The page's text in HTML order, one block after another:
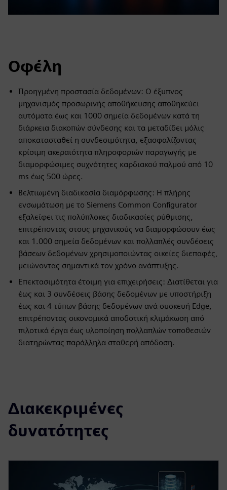
Οφέλη
Προηγμένη προστασία δεδομένων: Ο έξυπνος
μηχανισμός προσωρινής αποθήκευσης αποθηκεύει
αυτόματα έως και 1000 σημεία δεδομένων κατά τη
διάρκεια διακοπών σύνδεσης και τα μεταδίδει μόλις
αποκατασταθεί η συνδεσιμότητα, εξασφαλίζοντας
κρίσιμη ακεραιότητα πληροφοριών παραγωγής με
διαμορφώσιμες συχνότητες καρδιακού παλμού από 10
ms έως 500 ώρες.
Βελτιωμένη διαδικασία διαμόρφωσης: Η πλήρης
ενσωμάτωση με το Siemens Common Configurator
εξαλείφει τις πολύπλοκες διαδικασίες ρύθμισης,
επιτρέποντας στους μηχανικούς να διαμορφώσουν έως
και 1.000 σημεία δεδομένων και πολλαπλές συνδέσεις
βάσεων δεδομένων χρησιμοποιώντας οικείες διεπαφές,
μειώνοντας σημαντικά τον χρόνο ανάπτυξης.
Επεκτασιμότητα έτοιμη για επιχειρήσεις: Διατίθεται για
έως και 3 συνδέσεις βάσης δεδομένων με υποστήριξη
έως και 4 τύπων βάσης δεδομένων ανά συσκευή Edge,
επιτρέποντας οικονομικά αποδοτική κλιμάκωση από
πιλοτικά έργα έως υλοποίηση πολλαπλών τοποθεσιών
διατηρώντας παράλληλα σταθερή απόδοση.
Διακεκριμένες
δυνατότητες